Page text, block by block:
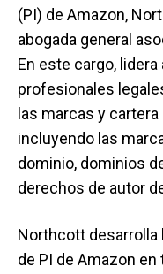
(PI) de Amazon,
abogada general
En este cargo,
profesionales
las marcas y
incluyendo las
dominio, dominios
derechos de autor
Northcott
de PI de Amazon